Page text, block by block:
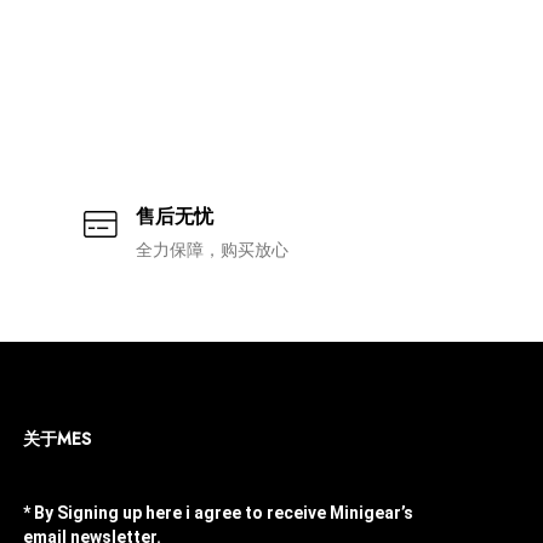
售后无忧
全力保障，购买放心
关于MES
* By Signing up here i agree to receive Minigear’s
email newsletter.